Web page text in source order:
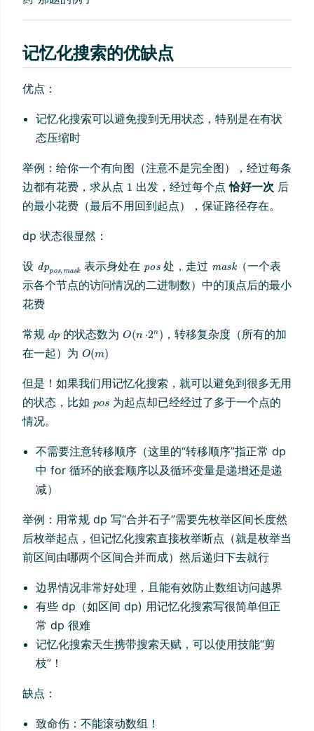
记忆化搜索的优缺点
优点：
记忆化搜索可以避免搜到无用状态，特别是在有状
态压缩时
举例：给你一个有向图（注意不是完全图），经过每条
边都有花费，求从点
出发，经过每个点恰好一次 后
的最小花费（最后不用回到起点），保证路径存在。
dp 状态很显然：
设 表示身处在 处，走过
（一个表
示各个节点的访问情况的二进制数）中的顶点后的最小
花费
常规 的状态数为
，转移复杂度（所有的加
在一起）为
但是！如果我们用记忆化搜索，就可以避免到很多无用
的状态，比如
为起点却已经经过了多于一个点的
情况。
不需要注意转移顺序（这里的“转移顺序”指正常 dp
中 for 循环的嵌套顺序以及循环变量是递增还是递
减）
举例：用常规 dp 写“合并石子”需要先枚举区间长度然
后枚举起点，但记忆化搜索直接枚举断点（就是枚举当
前区间由哪两个区间合并而成）然后递归下去就行
边界情况非常好处理，且能有效防止数组访问越界
有些 dp（如区间 dp) 用记忆化搜索写很简单但正
常 dp 很难
记忆化搜索天生携带搜索天赋，可以使用技能“剪
枝”！
缺点：
致命伤：不能滚动数组！